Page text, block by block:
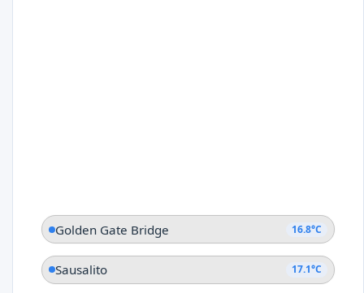
Golden Gate Bridge 16.8°C
Sausalito 17.1°C